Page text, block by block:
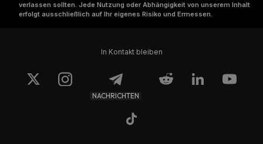
verlassen sollten. Jede Nutzung oder Abhängigkeit von unserem Inhalt
erfolgt ausschließlich auf Ihr eigenes Risiko und Ermessen.
In Kontakt bleiben
NACHRICHTEN